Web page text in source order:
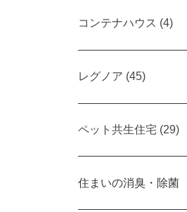
コンテナハウス (4)
レグノア (45)
ペット共生住宅 (29)
住まいの消臭・除菌